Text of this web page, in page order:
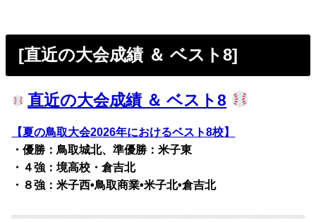
[直近の大会成績 ＆ ベスト8]
直近の大会成績 ＆ ベスト8
【夏の鳥取大会2026年におけるベスト8校】
・優勝：鳥取城北、準優勝：米子東
・４強：境高校・倉吉北
・８強：米子西•鳥取商業•米子北•倉吉北